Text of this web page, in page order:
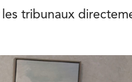
tribunaux